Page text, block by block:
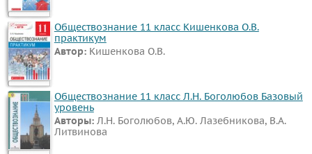
11
ПРЕДМЕТЫ
Все
предметы
Математика
Английский
язык
Обществознание 11 класс Кишенкова О.В.
практикум
Автор: Кишенкова О.В.
Обществознание 11 класс Л.Н. Боголюбов Базовый
уровень
Авторы: Л.Н. Боголюбов, А.Ю. Лазебникова, В.А.
Литвинова